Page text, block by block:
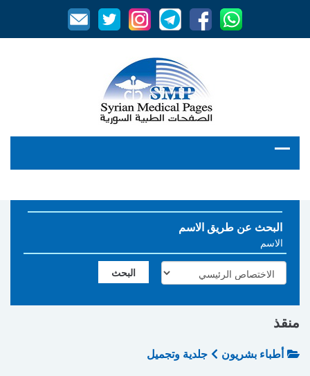
البحث عن طريق الاسم
منقذ
أطباء بشريون
جلدية وتجميل